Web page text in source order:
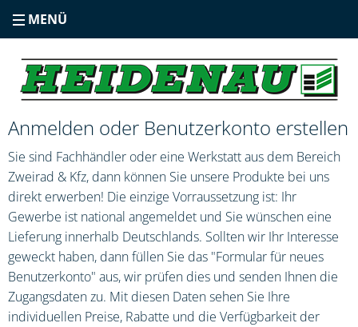
MENÜ
Anmelden oder Benutzerkonto erstellen
Sie sind Fachhändler oder eine Werkstatt aus dem Bereich
Zweirad & Kfz, dann können Sie unsere Produkte bei uns
direkt erwerben! Die einzige Vorraussetzung ist: Ihr
Gewerbe ist national angemeldet und Sie wünschen eine
Lieferung innerhalb Deutschlands. Sollten wir Ihr Interesse
geweckt haben, dann füllen Sie das "Formular für neues
Benutzerkonto" aus, wir prüfen dies und senden Ihnen die
Zugangsdaten zu. Mit diesen Daten sehen Sie Ihre
individuellen Preise, Rabatte und die Verfügbarkeit der